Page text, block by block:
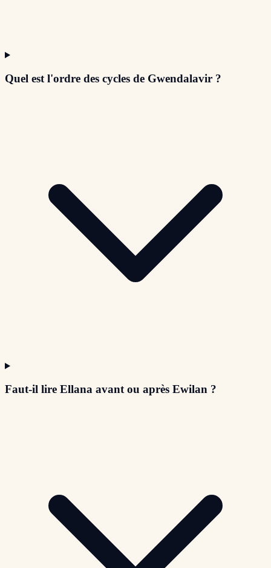
Quel est l'ordre des cycles de Gwendalavir ?
Faut-il lire Ellana avant ou après Ewilan ?